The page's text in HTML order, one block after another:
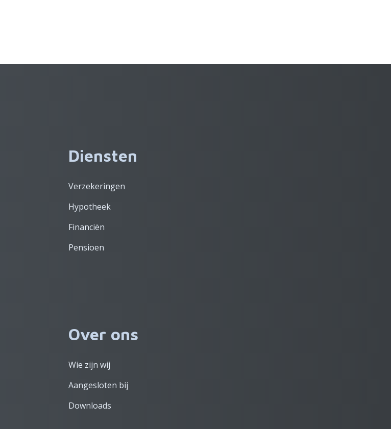
Diensten
Verzekeringen
Hypotheek
Financiën
Pensioen
Over ons
Wie zijn wij
Aangesloten bij
Downloads